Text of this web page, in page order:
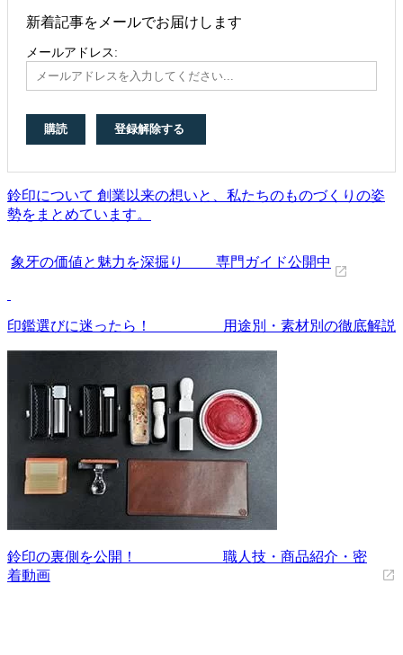
新着記事をメールでお届けします
メールアドレス:
鈴印について 創業以来の想いと、私たちのものづくりの姿
勢をまとめています。
象牙の価値と魅力を深掘り 専門ガイド公開中
印鑑選びに迷ったら！ 用途別・素材別の徹底解説
鈴印の裏側を公開！ 職人技・商品紹介・密
着動画